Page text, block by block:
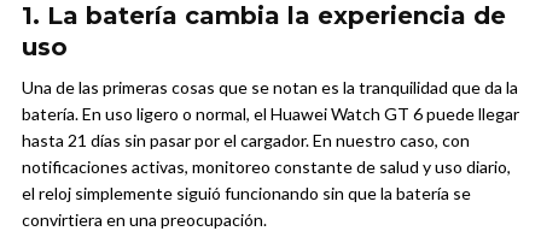
1. La batería cambia la experiencia de
uso
Una de las primeras cosas que se notan es la tranquilidad que da la
batería. En uso ligero o normal, el Huawei Watch GT 6 puede llegar
hasta 21 días sin pasar por el cargador. En nuestro caso, con
notificaciones activas, monitoreo constante de salud y uso diario,
el reloj simplemente siguió funcionando sin que la batería se
convirtiera en una preocupación.